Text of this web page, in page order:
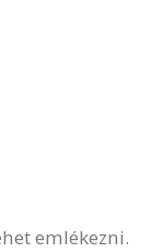
emlékezni.